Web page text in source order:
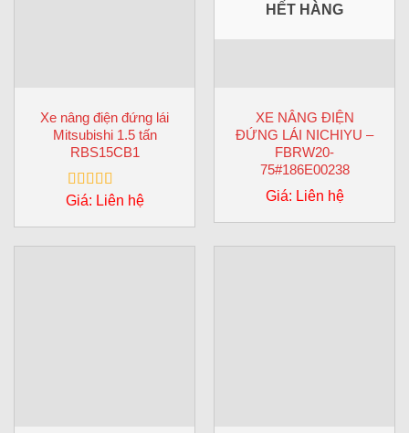
Xe nâng điện đứng lái
Mitsubishi 1.5 tấn
RBS15CB1
Được xếp
sao
Giá: Liên hệ
HẾT HÀNG
XE NÂNG ĐIỆN
ĐỨNG LÁI NICHIYU –
FBRW20-
75#186E00238
Giá: Liên hệ